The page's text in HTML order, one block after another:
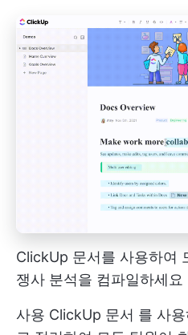
ClickUp 문서를 사용하여
쟁사 분석을 컴파일하세요
사용 ClickUp 문서 를 사